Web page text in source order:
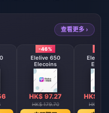
查看更多 ›
-46%
Elelive 650
Elecoins
HK$ 97.27
HK$ 179.70
Elelive
HK$
HK$